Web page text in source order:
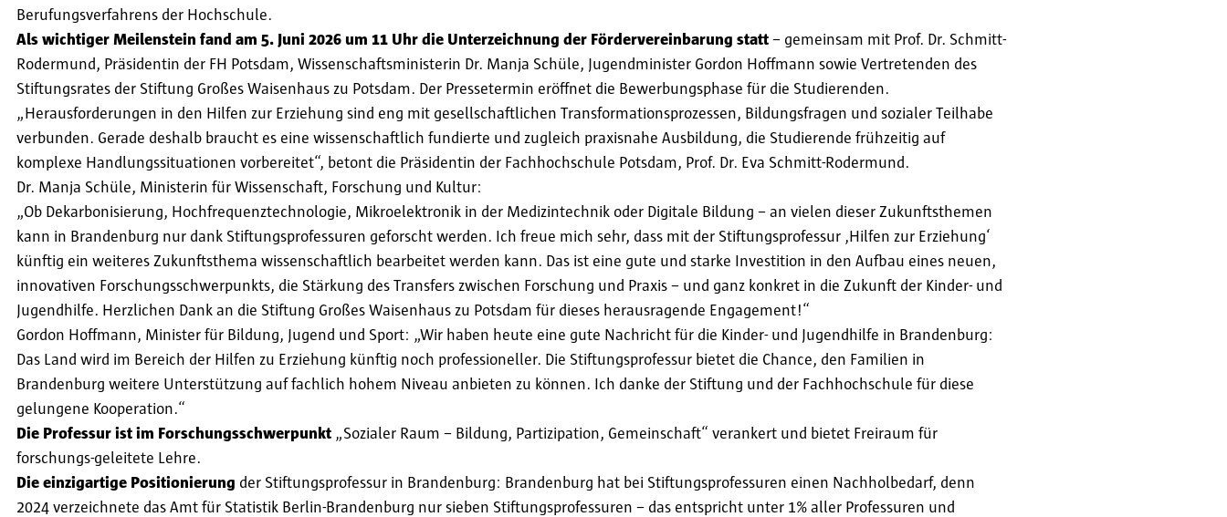
Berufungsverfahrens der Hochschule.
Als wichtiger Meilenstein fand am 5. Juni 2026 um 11 Uhr die Unterzeichnung der Fördervereinbarung statt – gemeinsam mit Prof. Dr. Schmitt-
Rodermund, Präsidentin der FH Potsdam, Wissenschaftsministerin Dr. Manja Schüle, Jugendminister Gordon Hoffmann sowie Vertretenden des
Stiftungsrates der Stiftung Großes Waisenhaus zu Potsdam. Der Pressetermin eröffnet die Bewerbungsphase für die Studierenden.
„Herausforderungen in den Hilfen zur Erziehung sind eng mit gesellschaftlichen Transformationsprozessen, Bildungsfragen und sozialer Teilhabe
verbunden. Gerade deshalb braucht es eine wissenschaftlich fundierte und zugleich praxisnahe Ausbildung, die Studierende frühzeitig auf
komplexe Handlungssituationen vorbereitet“, betont die Präsidentin der Fachhochschule Potsdam, Prof. Dr. Eva Schmitt-Rodermund.
Dr. Manja Schüle, Ministerin für Wissenschaft, Forschung und Kultur:
„Ob Dekarbonisierung, Hochfrequenztechnologie, Mikroelektronik in der Medizintechnik oder Digitale Bildung – an vielen dieser Zukunftsthemen
kann in Brandenburg nur dank Stiftungsprofessuren geforscht werden. Ich freue mich sehr, dass mit der Stiftungsprofessur ‚Hilfen zur Erziehung‘
künftig ein weiteres Zukunftsthema wissenschaftlich bearbeitet werden kann. Das ist eine gute und starke Investition in den Aufbau eines neuen,
innovativen Forschungsschwerpunkts, die Stärkung des Transfers zwischen Forschung und Praxis – und ganz konkret in die Zukunft der Kinder- und
Jugendhilfe. Herzlichen Dank an die Stiftung Großes Waisenhaus zu Potsdam für dieses herausragende Engagement!“
Gordon Hoffmann, Minister für Bildung, Jugend und Sport: „Wir haben heute eine gute Nachricht für die Kinder- und Jugendhilfe in Brandenburg:
Das Land wird im Bereich der Hilfen zu Erziehung künftig noch professioneller. Die Stiftungsprofessur bietet die Chance, den Familien in
Brandenburg weitere Unterstützung auf fachlich hohem Niveau anbieten zu können. Ich danke der Stiftung und der Fachhochschule für diese
gelungene Kooperation.“
Die Professur ist im Forschungsschwerpunkt „Sozialer Raum – Bildung, Partizipation, Gemeinschaft“ verankert und bietet Freiraum für
forschungs-geleitete Lehre.
Die einzigartige Positionierung der Stiftungsprofessur in Brandenburg: Brandenburg hat bei Stiftungsprofessuren einen Nachholbedarf, denn
2024 verzeichnete das Amt für Statistik Berlin-Brandenburg nur sieben Stiftungsprofessuren – das entspricht unter 1% aller Professuren und